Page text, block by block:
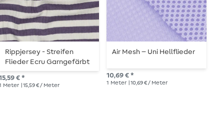
Rippjersey - Streifen
Flieder Ecru Garngefärbt
€ *
Meter | 15,59 € / Meter
Air Mesh – Uni Hellflieder
10,69 € *
1 Meter | 10,69 € / Meter